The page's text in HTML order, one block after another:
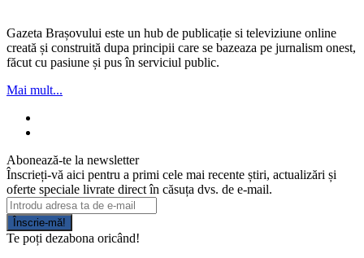
Gazeta Brașovului este un hub de publicație si televiziune online
creată și construită dupa principii care se bazeaza pe jurnalism onest,
făcut cu pasiune și pus în serviciul public.
Mai mult...
Abonează-te la newsletter
Înscrieți-vă aici pentru a primi cele mai recente știri, actualizări și
oferte speciale livrate direct în căsuța dvs. de e-mail.
Înscrie-mă!
Te poți dezabona oricând!